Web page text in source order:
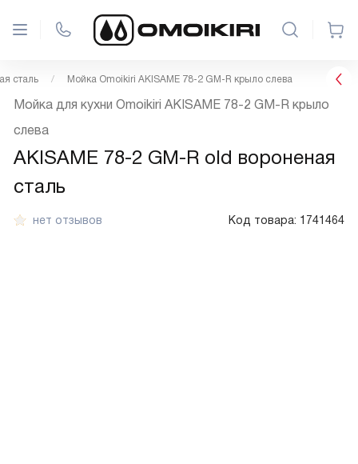
сталь Мойка Omoikiri AKISAME 78-2 GM-R крыло слева
нет отзывов Код товара: 1741464
Мойка для кухни Omoikiri AKISAME 78-2 GM-R крыло
слева
AKISAME 78-2 GM-R old вороненая
сталь